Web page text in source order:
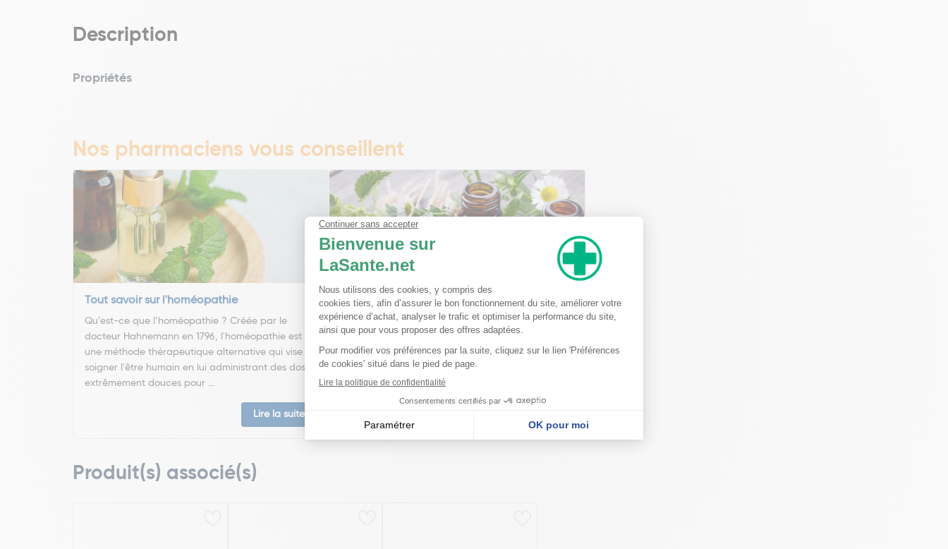
Description
Propriétés
Nos pharmaciens vous conseillent
Tout savoir sur l'homéopathie
Qu’est-ce que l’homéopathie ? Créée par le
docteur Hahnemann en 1796, l'homéopathie est
une méthode thérapeutique alternative qui vise à
soigner l'être humain en lui administrant des doses
extrêmement douces pour ...
Lire la suite
Ma trousse à pharmacie homéopathique
Ceci est un petit guide pratique des traitements
homéopathiques à avoir chez soi ! L'homéopathie
est une disciple à part entière dans l'arsenal
thérapeutique. Celle-ci est basée sur le principe
qu'une ...
Produit(s) associé(s)